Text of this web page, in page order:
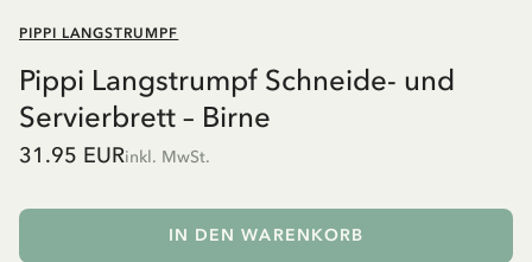
PIPPI LANGSTRUMPF
Pippi Langstrumpf Schneide- und
Servierbrett – Birne
31.95 EURinkl. MwSt.
IN DEN WARENKORB